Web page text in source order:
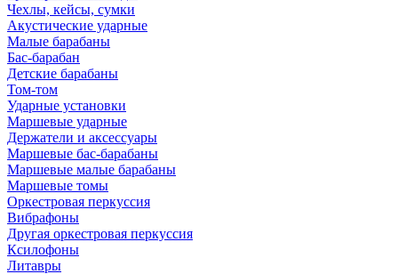
Чехлы, кейсы, сумки
Акустические ударные
Mалые барабаны
Бас-барабан
Детские барабаны
Том-том
Ударные установки
Маршевые ударные
Держатели и аксессуары
Маршевые бас-барабаны
Маршевые малые барабаны
Маршевые томы
Оркестровая перкуссия
Вибрафоны
Другая оркестровая перкуссия
Ксилофоны
Литавры